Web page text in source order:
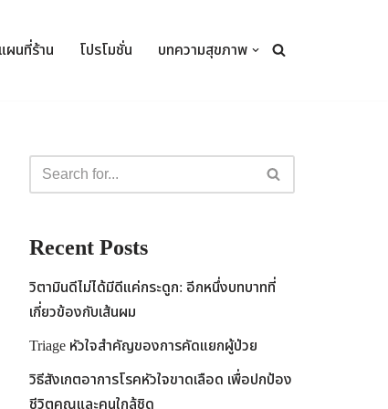
แผนที่ร้าน โปรโมชั่น บทความสุขภาพ
Recent Posts
วิตามินดีไม่ได้มีดีแค่กระดูก: อีกหนึ่งบทบาทที่
เกี่ยวข้องกับเส้นผม
Triage หัวใจสำคัญของการคัดแยกผู้ป่วย
วิธีสังเกตอาการโรคหัวใจขาดเลือด เพื่อปกป้อง
ชีวิตคุณและคนใกล้ชิด